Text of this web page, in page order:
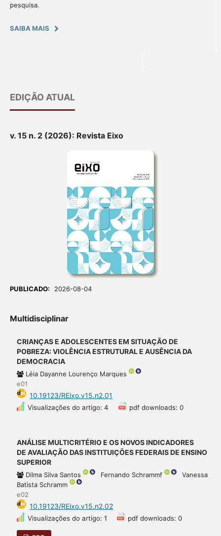
pesquisa.
SAIBA MAIS
EDIÇÃO ATUAL
v. 15 n. 2 (2026): Revista Eixo
PUBLICADO: 2026-08-04
Multidisciplinar
CRIANÇAS E ADOLESCENTES EM SITUAÇÃO DE
POBREZA: VIOLÊNCIA ESTRUTURAL E AUSÊNCIA DA
DEMOCRACIA
Léia Dayanne Lourenço Marques
e01
10.19123/REixo.v15.n2.01
Visualizações do artigo: 4 pdf downloads: 0
ANÁLISE MULTICRITÉRIO E OS NOVOS INDICADORES
DE AVALIAÇÃO DAS INSTITUIÇÕES FEDERAIS DE ENSINO
SUPERIOR
Dilma Silva Santos Fernando Schrammf
Vanessa
Batista Schramm
e02
10.19123/REixo.v15.n2.02
Visualizações do artigo: 1 pdf downloads: 0